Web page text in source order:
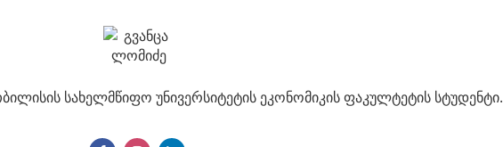
სახელმწიფო უნივერსიტეტის ეკონომიკის ფაკულტეტის სტუდენტი.